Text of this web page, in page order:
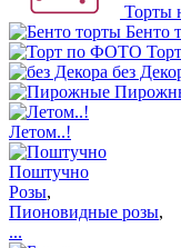
Торты
Бенто
без
Летом..!
Поштучно
Розы,
Пионовидные розы,
...